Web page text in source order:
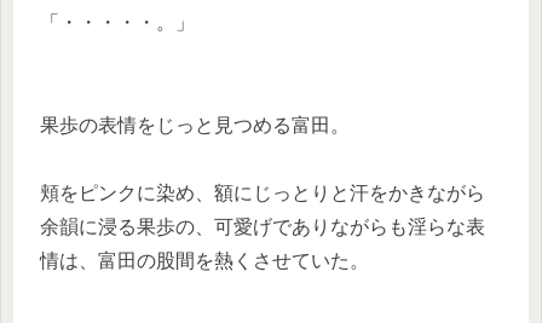
「・・・・・。」
果歩の表情をじっと見つめる富田。
頬をピンクに染め、額にじっとりと汗をかきながら
余韻に浸る果歩の、可愛げでありながらも淫らな表
情は、富田の股間を熱くさせていた。